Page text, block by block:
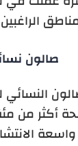
الراغبين
صالون
النسائي
أكثر من